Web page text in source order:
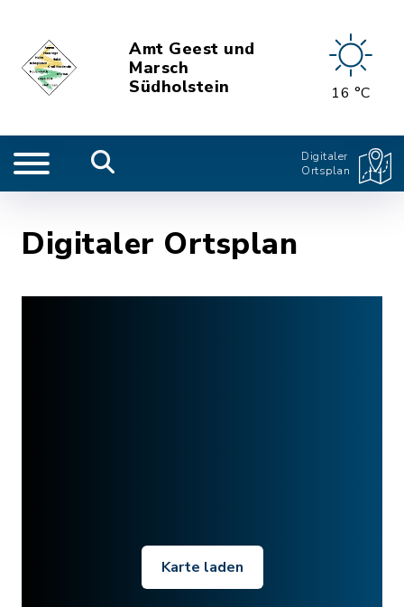
Amt Geest und
Marsch
Südholstein
16 °C
Digitaler
Ortsplan
Digitaler Ortsplan
Karte laden